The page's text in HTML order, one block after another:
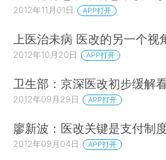
2012年11月01日 APP打开
上医治未病 医改的另一个视
2012年10月20日 APP打开
卫生部：京深医改初步缓解
2012年09月29日 APP打开
廖新波：医改关键是支付制
2012年09月04日 APP打开